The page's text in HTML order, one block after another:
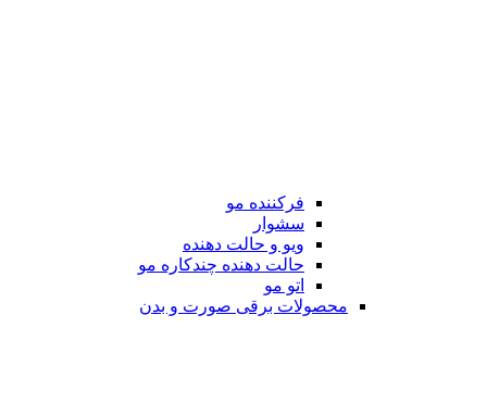
فرکننده مو
سشوار
ویو و حالت دهنده
حالت دهنده چندکاره مو
اتو مو
محصولات برقی صورت و بدن